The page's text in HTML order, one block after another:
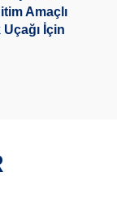
Amaçlı
İçin